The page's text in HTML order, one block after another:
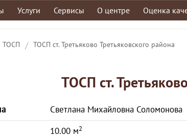
Услуги Сервисы О центре Оценка
ТОСП / ТОСП ст. Третьяково Третьяковского района
ТОСП ст.
Светлана Михайловна Соломонова
10.00 м2